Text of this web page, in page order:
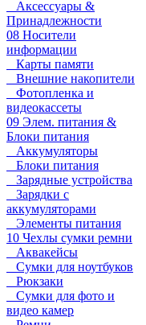
Аксессуары &
Принадлежности
08 Носители
информации
Карты памяти
Внешние накопители
Фотопленка и
видеокассеты
09 Элем. питания &
Блоки питания
Аккумуляторы
Блоки питания
Зарядные устройства
Зарядки с
аккумуляторами
Элементы питания
10 Чехлы сумки ремни
Аквакейсы
Сумки для ноутбуков
Рюкзаки
Сумки для фото и
видео камер